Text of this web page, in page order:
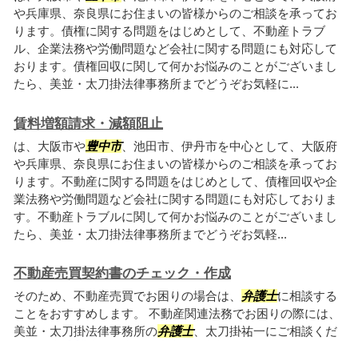
や兵庫県、奈良県にお住まいの皆様からのご相談を承ってお
ります。債権に関する問題をはじめとして、不動産トラブ
ル、企業法務や労働問題など会社に関する問題にも対応して
おります。債権回収に関して何かお悩みのことがございまし
たら、美並・太刀掛法律事務所までどうぞお気軽に...
賃料増額請求・減額阻止
は、大阪市や豊中市、池田市、伊丹市を中心として、大阪府
や兵庫県、奈良県にお住まいの皆様からのご相談を承ってお
ります。不動産に関する問題をはじめとして、債権回収や企
業法務や労働問題など会社に関する問題にも対応しておりま
す。不動産トラブルに関して何かお悩みのことがございまし
たら、美並・太刀掛法律事務所までどうぞお気軽...
不動産売買契約書のチェック・作成
そのため、不動産売買でお困りの場合は、 弁護士に相談する
ことをおすすめします。 不動産関連法務でお困りの際には、
美並・太刀掛法律事務所の弁護士、太刀掛祐一にご相談くだ